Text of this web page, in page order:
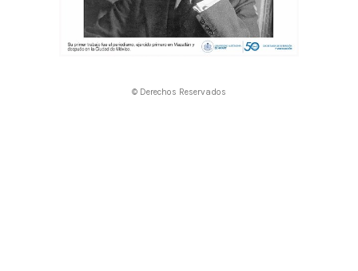
© Derechos Reservados